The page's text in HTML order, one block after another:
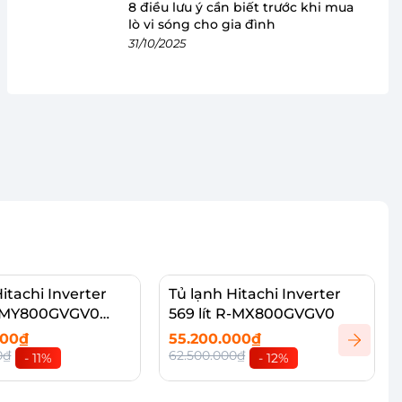
8 điều lưu ý cần biết trước khi mua
lò vi sóng cho gia đình
31/10/2025
Inverter
- 11%
Tủ lạnh Hitachi Inverter
569 lít R-MX800GVGV0
55.200.000₫
62.500.000₫ - 12%